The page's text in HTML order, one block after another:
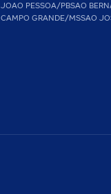
JOAO PESSOA/PBSAO
CAMPO GRANDE/MSSAO